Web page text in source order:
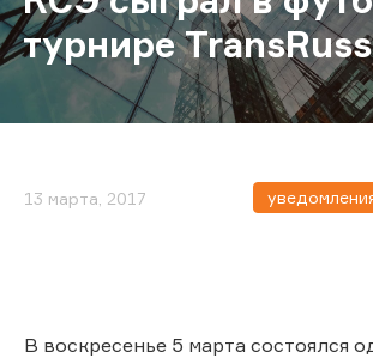
турнире
13 марта, 2017
В воскресенье 5 марта состоялся